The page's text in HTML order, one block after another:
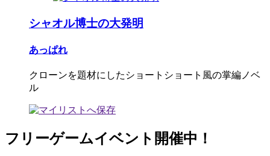
シャオル博士の大発明
あっぱれ
クローンを題材にしたショートショート風の掌編ノベ
ル
フリーゲームイベント開催中！